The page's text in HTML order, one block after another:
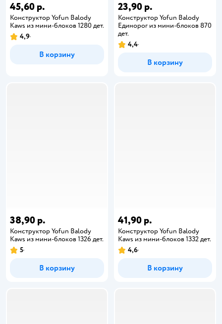
45,60 р.
Конструктор Yofun Balody
Kaws из мини-блоков 1280 дет.
4,9
В корзину
23,90 р.
Конструктор Yofun Balody
Единорог из мини-блоков 870
дет.
4,4
В корзину
38,90 р.
Конструктор Yofun Balody
Kaws из мини-блоков 1326 дет.
5
В корзину
41,90 р.
Конструктор Yofun Balody
Kaws из мини-блоков 1332 дет.
4,6
В корзину